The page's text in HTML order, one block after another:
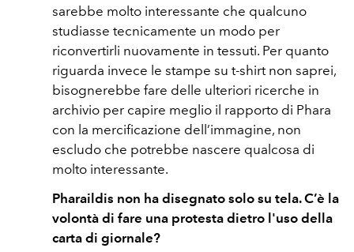
sarebbe molto interessante che qualcuno
studiasse tecnicamente un modo per
riconvertirli nuovamente in tessuti. Per quanto
riguarda invece le stampe su t-shirt non saprei,
bisognerebbe fare delle ulteriori ricerche in
archivio per capire meglio il rapporto di Phara
con la mercificazione dell’immagine, non
escludo che potrebbe nascere qualcosa di
molto interessante.
Pharaildis non ha disegnato solo su tela. C’è la
volontà di fare una protesta dietro l'uso della
carta di giornale?